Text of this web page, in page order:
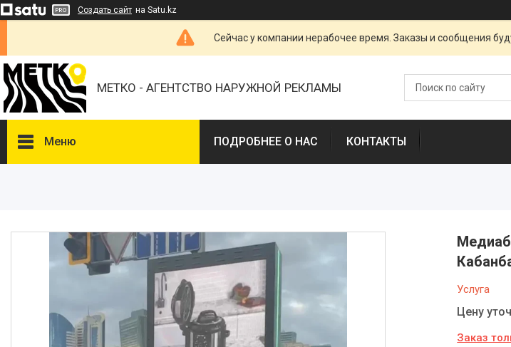
Создать сайт на Satu.kz
Сейчас у компании нерабочее время. Заказы и сообщения
МЕТКО - АГЕНТСТВО НАРУЖНОЙ РЕКЛАМЫ
Меню ПОДРОБНЕЕ О НАС КОНТАКТЫ
Услуга
Цену
Заказ